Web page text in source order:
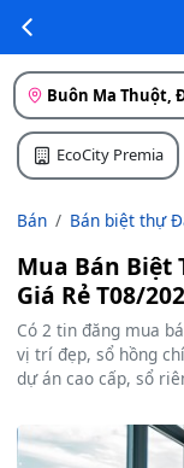
Buôn Ma Thuột,
EcoCity Premia
Bán Bán biệt thự
Mua Bán Biệt
Giá Rẻ T08/
Có 2 tin đăng mua
vị trí đẹp, sổ hồng
dự án cao cấp, sổ